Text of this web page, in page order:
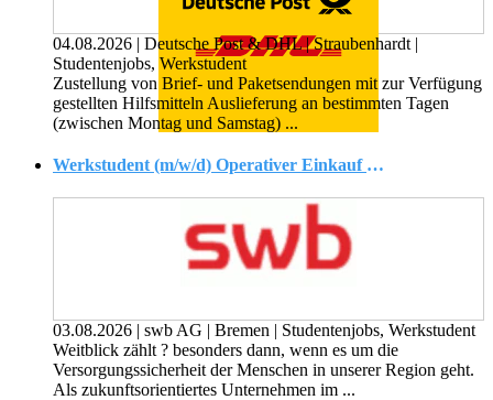
04.08.2026 | Deutsche Post & DHL| Straubenhardt |
Studentenjobs, Werkstudent
Zustellung von Brief- und Paketsendungen mit zur Verfügung
gestellten Hilfsmitteln Auslieferung an bestimmten Tagen
(zwischen Montag und Samstag) ...
Werkstudent (m/w/d) Operativer Einkauf & Prozesse
03.08.2026 | swb AG | Bremen | Studentenjobs, Werkstudent
Weitblick zählt ? besonders dann, wenn es um die
Versorgungssicherheit der Menschen in unserer Region geht.
Als zukunftsorientiertes Unternehmen im ...